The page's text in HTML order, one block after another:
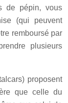
de pépin, vous
(qui peuvent
remboursé par
plusieurs
proposent
que celle du